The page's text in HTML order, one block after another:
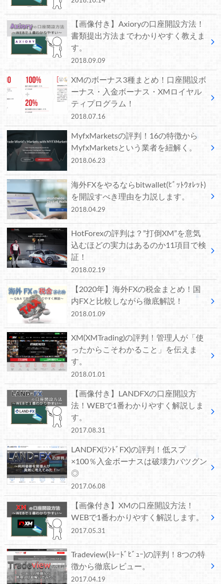
【画像付き】Axioryの口座開設方法！
書類提出方法までわかりやすく教えま
す。
2018.09.09
XMのボーナス3種まとめ！口座開設ボ
ーナス・入金ボーナス・XMロイヤル
ティプログラム！
2018.07.16
MyfxMarketsの評判！16の特徴から
MyfxMarketsという業者を紐解く。
2018.06.23
海外FXをやるならbitwallet(ﾋﾞｯﾄｳｫﾚｯﾄ)
を開設すべき理由を力説します。
2018.04.29
HotForexの評判は？”打倒XM”を意気
込むほどの実力はあるのか11項目で検
証！
2018.02.19
【2020年】海外FXの税金まとめ！国
内FXと比較しながら徹底解説！
2018.01.09
XM(XMTrading)の評判！管理人が「使
ったからこそわかること」を伝えま
す。
2018.01.01
【画像付き】LANDFXの口座開設方
法！WEBで1番わかりやすく解説しま
す。
2017.08.31
LANDFX(ﾗﾝﾄﾞFX)の評判！低スプ
×100％入金ボーナスは破壊力バツグン
◎
2017.06.08
【画像付き】XMの口座開設方法！
WEBで1番わかりやすく解説します。
2017.05.31
Tradeview(ﾄﾚｰﾄﾞﾋﾞｭｰ)の評判！8つの特
徴から徹底レビュー。
2017.04.19